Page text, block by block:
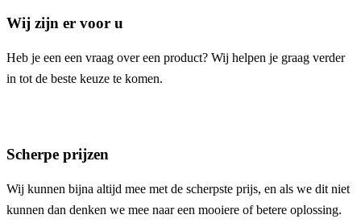
Wij zijn er voor u
Heb je een een vraag over een product? Wij helpen je graag verder
in tot de beste keuze te komen.
Scherpe prijzen
Wij kunnen bijna altijd mee met de scherpste prijs, en als we dit niet
kunnen dan denken we mee naar een mooiere of betere oplossing.